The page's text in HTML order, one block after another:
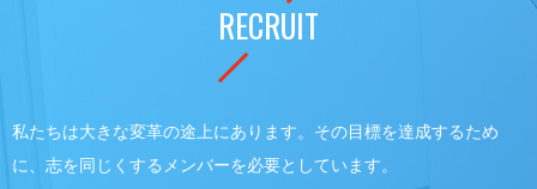
RECRUIT
私たちは大きな変革の途上にあります。その目標を達成するため
に、志を同じくするメンバーを必要としています。